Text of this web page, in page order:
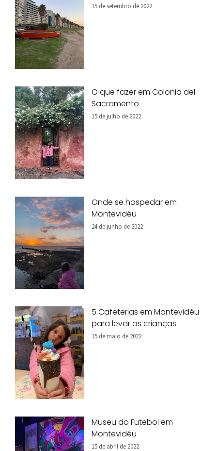
15 de setembro de 2022
O que fazer em Colonia del
Sacramento
15 de julho de 2022
Onde se hospedar em
Montevidéu
24 de junho de 2022
5 Cafeterias em Montevidéu
para levar as crianças
15 de maio de 2022
Museu do Futebol em
Montevidéu
15 de abril de 2022